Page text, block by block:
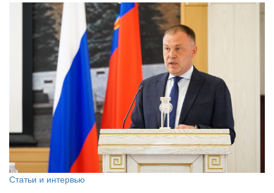
Статьи и интервью